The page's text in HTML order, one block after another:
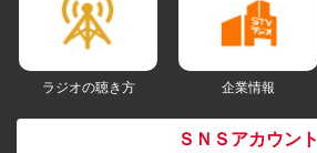
ラジオの聴き方 企業情報
ＳＮＳアカウント